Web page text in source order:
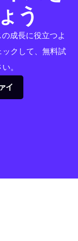
う
成長に役立つよ
クして、無料試
。
イ